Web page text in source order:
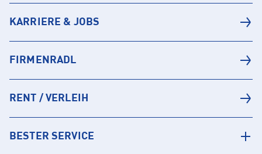
KARRIERE & JOBS
FIRMENRADL
RENT / VERLEIH
BESTER SERVICE